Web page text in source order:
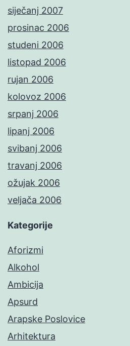
siječanj 2007
prosinac 2006
studeni 2006
listopad 2006
rujan 2006
kolovoz 2006
srpanj 2006
lipanj 2006
svibanj 2006
travanj 2006
ožujak 2006
veljača 2006
Kategorije
Aforizmi
Alkohol
Ambicija
Apsurd
Arapske Poslovice
Arhitektura